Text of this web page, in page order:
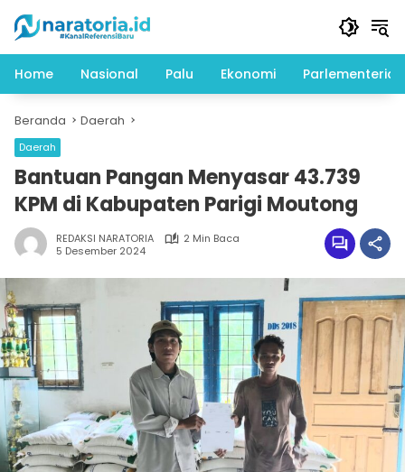
konten
Home
Nasional Palu Ekonomi Parlementeria
Beranda Daerah
Daerah
Bantuan Pangan Menyasar 43.739
KPM di Kabupaten Parigi Moutong
REDAKSI NARATORIA
2 Min Baca
5 Desember 2024